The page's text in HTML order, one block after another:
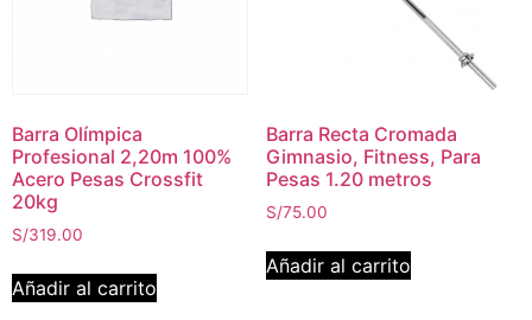
Barra Olímpica
Profesional 2,20m 100%
Acero Pesas Crossfit
20kg
S/319.00
Añadir al carrito
Barra Recta Cromada
Gimnasio, Fitness, Para
Pesas 1.20 metros
S/75.00
Añadir al carrito